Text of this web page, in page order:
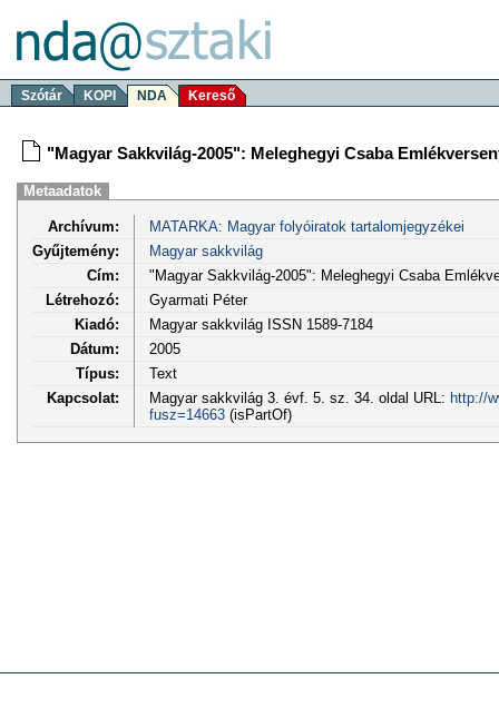
Szótár KOPI NDA Kereső
"Magyar Sakkvilág-2005": Meleghegyi Csaba
Metaadatok
Archívum:
MATARKA: Magyar folyóiratok tartalomjegyzékei
Gyűjtemény:
Magyar sakkvilág
Cím:
"Magyar Sakkvilág-2005": Meleghegyi Csaba
Létrehozó:
Gyarmati Péter
Kiadó:
Magyar sakkvilág ISSN 1589-7184
Dátum:
2005
Típus:
Text
Kapcsolat:
Magyar sakkvilág 3. évf. 5. sz. 34. oldal URL: http://
fusz=14663(isPartOf)